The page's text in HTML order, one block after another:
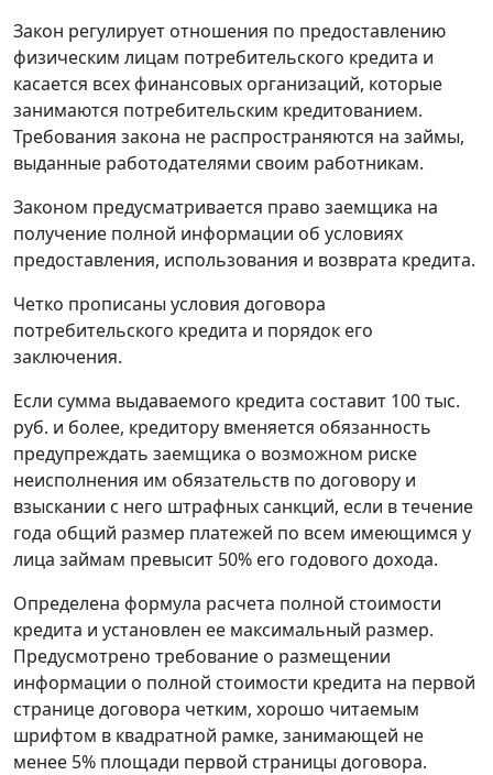
Закон регулирует отношения по предоставлению
физическим лицам потребительского кредита и
касается всех финансовых организаций, которые
занимаются потребительским кредитованием.
Требования закона не распространяются на займы,
выданные работодателями своим работникам.
Законом предусматривается право заемщика на
получение полной информации об условиях
предоставления, использования и возврата кредита.
Четко прописаны условия договора
потребительского кредита и порядок его
заключения.
Если сумма выдаваемого кредита составит 100 тыс.
руб. и более, кредитору вменяется обязанность
предупреждать заемщика о возможном риске
неисполнения им обязательств по договору и
взыскании с него штрафных санкций, если в течение
года общий размер платежей по всем имеющимся у
лица займам превысит 50% его годового дохода.
Определена формула расчета полной стоимости
кредита и установлен ее максимальный размер.
Предусмотрено требование о размещении
информации о полной стоимости кредита на первой
странице договора четким, хорошо читаемым
шрифтом в квадратной рамке, занимающей не
менее 5% площади первой страницы договора.